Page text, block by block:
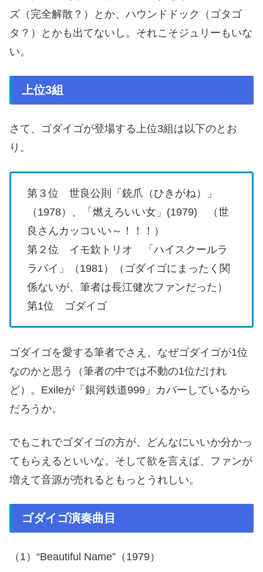
ズ（完全解散？）とか、ハウンドドック（ゴタゴ
タ？）とかも出てないし。それこそジュリーもいな
い。
上位3組
さて、ゴダイゴが登場する上位3組は以下のとお
り。
第３位 世良公則「銃爪（ひきがね）」
（1978）、「燃えろいい女」(1979) （世
良さんカッコいい～！！！）
第２位 イモ欽トリオ 「ハイスクールラ
ラバイ」（1981）（ゴダイゴにまったく関
係ないが、筆者は長江健次ファンだった）
第1位 ゴダイゴ
ゴダイゴを愛する筆者でさえ、なぜゴダイゴが1位
なのかと思う（筆者の中では不動の1位だけれ
ど）。Exileが「銀河鉄道999」カバーしているから
だろうか。
でもこれでゴダイゴの方が、どんなにいいか分かっ
てもらえるといいな。そして欲を言えば、ファンが
増えて音源が売れるともっとうれしい。
ゴダイゴ演奏曲目
（1）“Beautiful Name”（1979）